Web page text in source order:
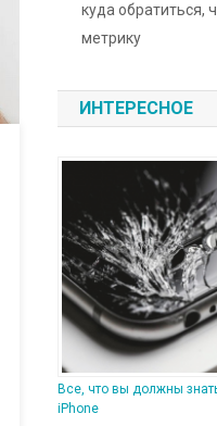
куда обратиться,
метрику
ИНТЕРЕСНОЕ
Все, что вы должны
iPhone